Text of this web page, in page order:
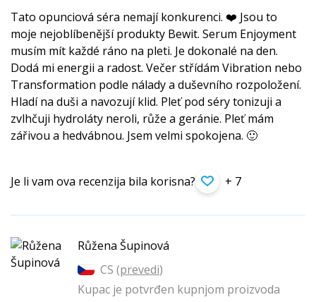
Tato opunciová séra nemají konkurenci. ❤️ Jsou to
moje nejoblíbenější produkty Bewit. Serum Enjoyment
musím mít každé ráno na pleti. Je dokonalé na den.
Dodá mi energii a radost. Večer střídám Vibration nebo
Transformation podle nálady a duševního rozpoložení.
Hladí na duši a navozují klid. Pleť pod séry tonizuji a
zvlhčuji hydroláty neroli, růže a geránie. Pleť mám
zářivou a hedvábnou. Jsem velmi spokojena. 🙂
Je li vam ova recenzija bila korisna? + 7
Růžena Šupinová
CS (prevedi)
Kupac je potvrđen kupnjom proizvoda